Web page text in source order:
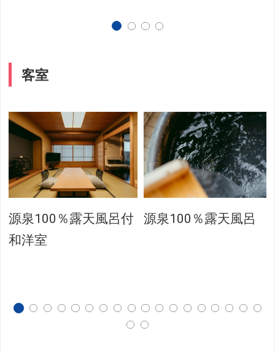
客室
源泉100％露天風呂付
和洋室
源泉100％露天風呂